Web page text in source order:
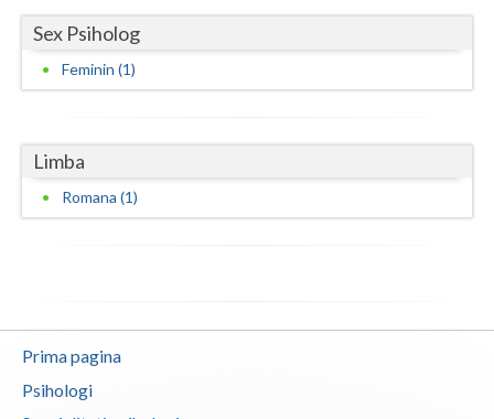
Sex Psiholog
Feminin (1)
Limba
Romana (1)
Prima pagina
Psihologi